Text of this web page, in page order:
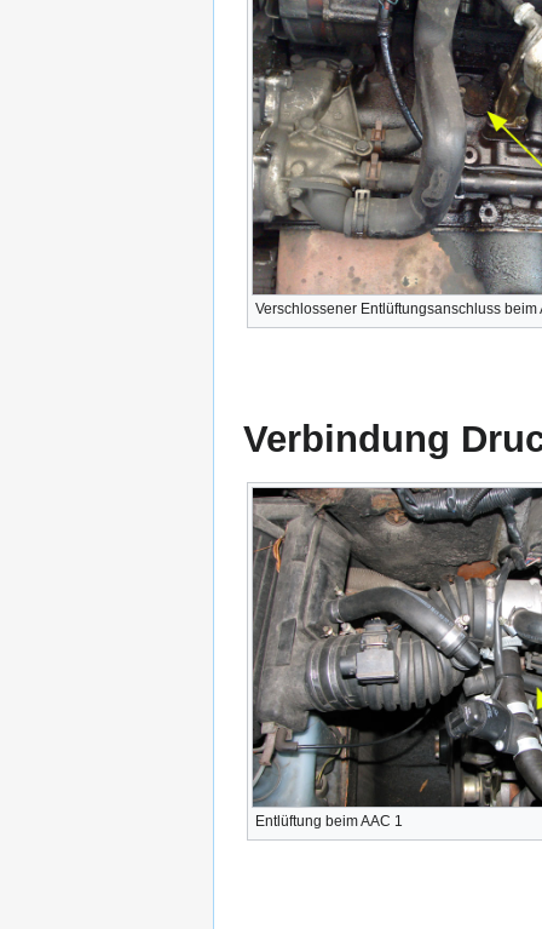
Verschlossener Entlüftungsanschluss beim
Verbindung
Entlüftung beim AAC 1